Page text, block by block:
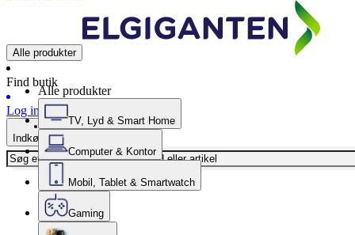
Alle produkter
Find butik
Log ind
Indkøbskurv
Alle produkter
TV, Lyd & Smart Home
Computer & Kontor
Mobil, Tablet & Smartwatch
Gaming